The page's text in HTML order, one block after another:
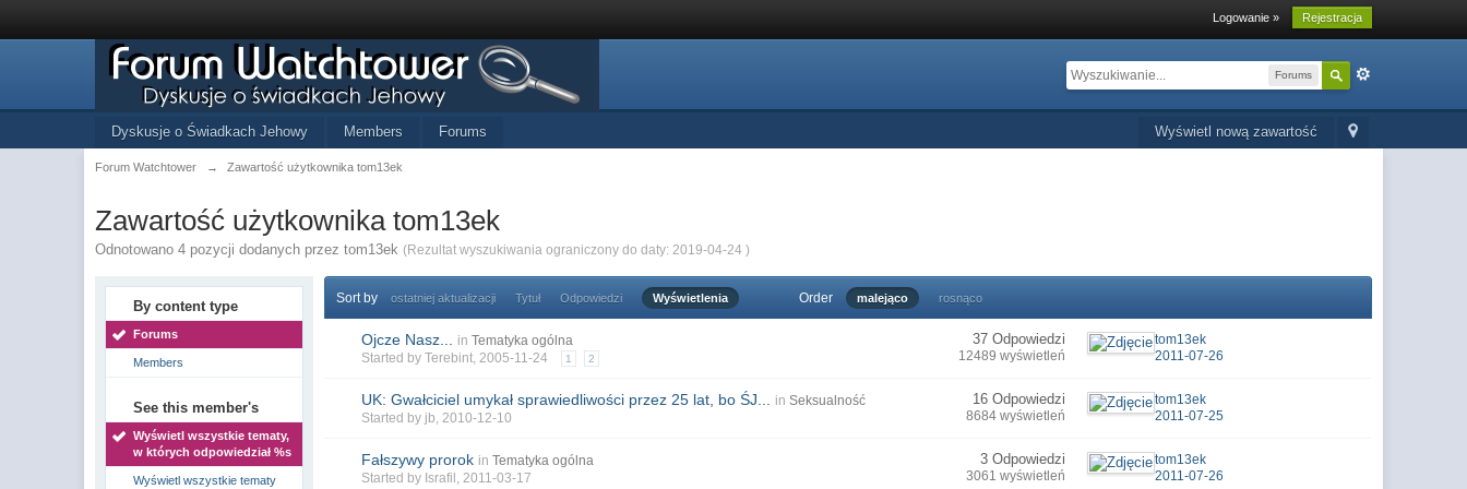
Logowanie » Rejestracja
Forums
Wyświetl nową zawartość
Dyskusje o Świadkach Jehowy Members Forums
Forum Watchtower → Zawartość użytkownika tom13ek
Zawartość użytkownika tom13ek
Odnotowano 4 pozycji dodanych przez tom13ek (Rezultat wyszukiwania ograniczony do daty: 2019-04-24 )
By content type
Forums
Members
See this member's
Wyświetl wszystkie tematy,
w których odpowiedział %s
Wyświetl wszystkie tematy
Sort by ostatniej aktualizacji Tytuł Odpowiedzi Wyświetlenia Order malejąco rosnąco
Ojcze Nasz... in Tematyka ogólna
Started byTerebint, 2005-11-24 1 2
37 Odpowiedzi
12489 wyświetleń
tom13ek
2011-07-26
UK: Gwałciciel umykał sprawiedliwości przez 25 lat, bo ŚJ... in Seksualność
Started by jb, 2010-12-10
16 Odpowiedzi
8684 wyświetleń
tom13ek
2011-07-25
Fałszywy prorok in Tematyka ogólna
Started by Israfil , 2011-03-17
3 Odpowiedzi
3061 wyświetleń
tom13ek
2011-07-26